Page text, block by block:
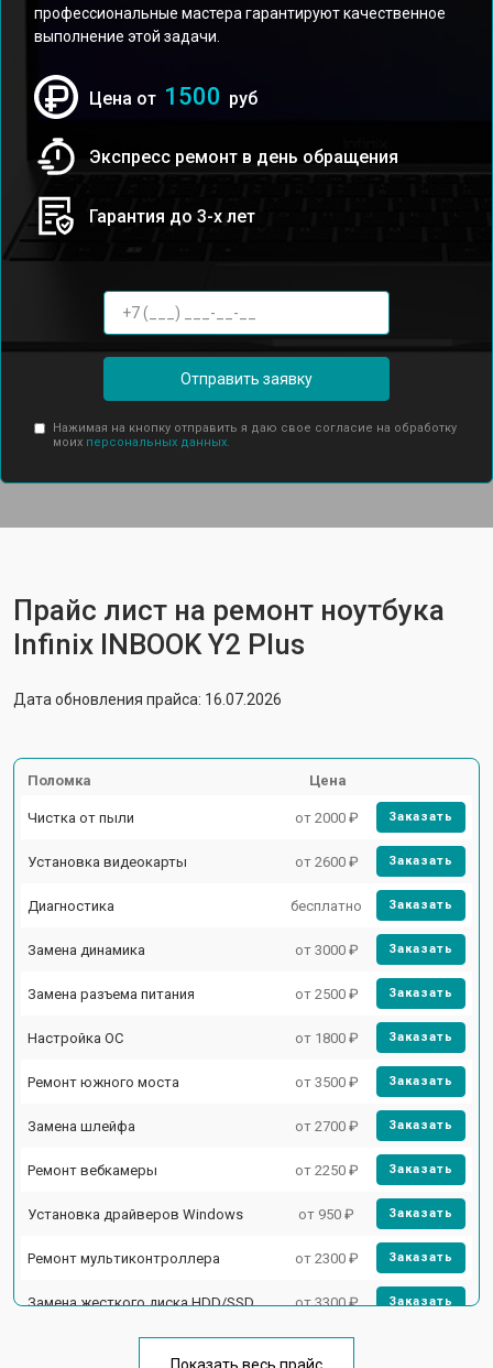
профессиональные мастера гарантируют качественное
выполнение этой задачи.
Цена от 1500 руб
Экспресс ремонт в день обращения
Гарантия до 3-х лет
Отправить заявку
Нажимая на кнопку отправить я даю свое согласие на обработку
моих персональных данных.
Прайс лист на ремонт ноутбука
Infinix INBOOK Y2 Plus
Дата обновления прайса: 16.07.2026
Поломка Цена
Чистка от пыли от 2000 ₽ Заказать
Установка видеокарты от 2600 ₽ Заказать
Диагностика бесплатно Заказать
Замена динамика от 3000 ₽ Заказать
Замена разъема питания от 2500 ₽ Заказать
Настройка ОС от 1800 ₽ Заказать
Ремонт южного моста от 3500 ₽ Заказать
Замена шлейфа от 2700 ₽ Заказать
Ремонт вебкамеры от 2250 ₽ Заказать
Установка драйверов Windows от 950 ₽ Заказать
Ремонт мультиконтроллера от 2300 ₽ Заказать
Замена жесткого диска HDD/SSD от 3300 ₽ Заказать